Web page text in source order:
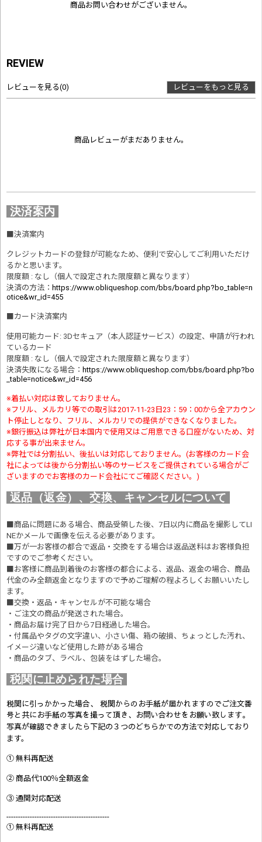
商品お問い合わせがございません。
REVIEW
レビューを見る(0) レビューをもっと見る
商品レビューがまだありません。
決済案内
決済案内
クレジットカードの登録が可能なため、便利で安心してご利用いただけ
るかと思います。
限度額 : なし（個人で設定された限度額と異なります）
決済の方法 ： https://www.obliqueshop.com/bbs/board.php?bo_table=n
otice&wr_id=455
カード決済案内
使用可能カード: 3Dセキュア（本人認証サービス）の設定、申請が行われ
ているカード
限度額 : なし（個人で設定された限度額と異なります）
決済失敗になる場合 ： https://www.obliqueshop.com/bbs/board.php?bo
_table=notice&wr_id=456
※着払い対応は致しておりません。
※フリル、メルカリ等での取引は2017-11-23日23：59：00から全アカウン
ト停止しとなり、フリル、メルカリでの提供ができなくなりました。
※銀行振込は弊社が日本国内で使用又はご用意できる口座がないため、対
応する事が出来ません。
※弊社では分割払い、後払いは対応しておりません。(お客様のカード会
社によっては後から分割払い等のサービスをご提供されている場合がご
ざいますのでお客様のカード会社にてご確認ください。)
返品（返金）、交換、キャンセルについて
■商品に問題にある場合、商品受領した後、7日以内に商品を撮影してLI
NEかメールで画像を伝える必要があります。
■万が一お客様の都合で返品・交換をする場合は返品送料はお客様負担
ですのでご参考ください。
■お客様に商品到着後のお客様の都合による、返品、返金の場合、商品
代金のみ全額返金となりますので予めご理解の程よろしくお願いいたし
ます。
■交換・返品・キャンセルが不可能な場合
・ご注文の商品が発送された場合。
・商品お届け完了日から7日経過した場合。
・付属品やタグの文字違い、小さい傷、箱の破損、ちょっとした汚れ、
イメージ違いなど使用した跡がある場合
・商品のタブ、ラベル、包装をはずした場合。
税関に止められた場合
税関に引っかかった場合、 税関からのお手紙が届かれますのでご注文番
号と共にお手紙の写真を撮って頂き、お問い合わせをお願い致します。
写真が確認できましたら 下記の３つのどちらかでの方法で対応しており
ます。
① 無料再配送
② 商品代100％全額返金
③ 通関対応配送
--------------------------------------------
① 無料再配送